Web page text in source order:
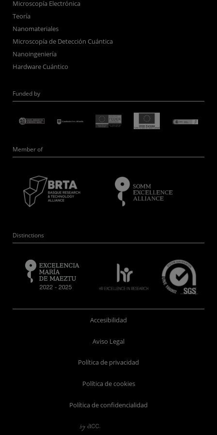
Microscopía Electrónica
Teoría
Nanomateriales
Microscopía de Detección Cuántica
Nanoingeniería
Hardware Cuántico
Funded by
Member of
Distinctions
Accesibilidad
Aviso Legal
Política de privacidad
Política de cookies
Política de confidencialidad